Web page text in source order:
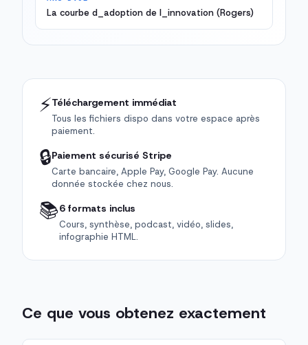
La courbe d_adoption de l_innovation (Rogers)
⚡Téléchargement immédiat
Tous les fichiers dispo dans votre espace après
paiement.
🔒Paiement sécurisé Stripe
Carte bancaire, Apple Pay, Google Pay. Aucune
donnée stockée chez nous.
📚6 formats inclus
Cours, synthèse, podcast, vidéo, slides,
infographie HTML.
Ce que vous obtenez exactement